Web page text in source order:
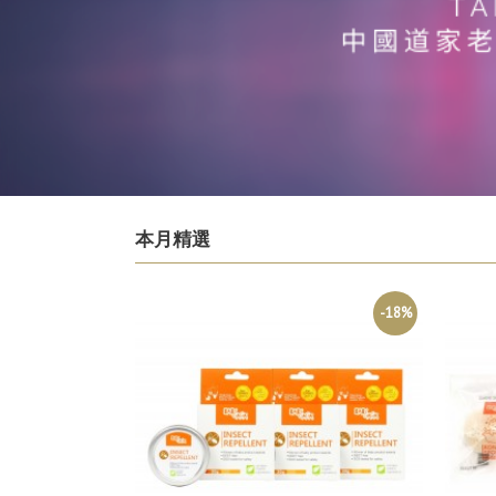
本月精選
-18%